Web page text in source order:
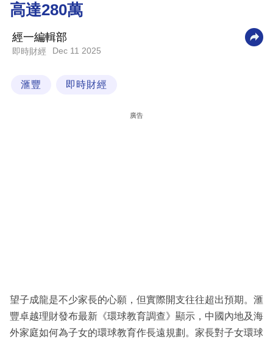
商
科
區
高達280萬
經一編輯部
即時財經 Dec 11 2025
滙豐 即時財經
廣告
望子成龍是不少家長的心願，但實際開支往往超出預期。滙
豐卓越理財發布最新《環球教育調查》顯示，中國內地及海
外家庭如何為子女的環球教育作長遠規劃。家長對子女環球